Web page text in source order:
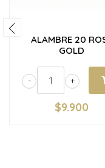
ALAMBRE 20
GOLD
+
-
$9.900